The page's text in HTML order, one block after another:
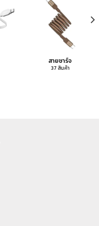
สายชาร์จ
37 สินค้า